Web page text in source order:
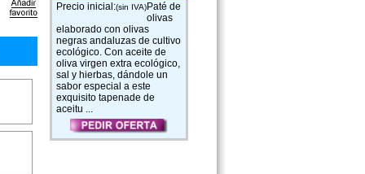
Precio inicial:(sin IVA)Paté de
olivas
elaborado con olivas
negras andaluzas de cultivo
ecológico. Con aceite de
oliva virgen extra ecológico,
sal y hierbas, dándole un
sabor especial a este
exquisito tapenade de
aceitu ...